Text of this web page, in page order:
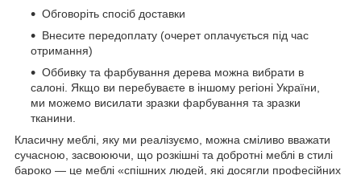
Обговоріть спосіб доставки
Внесите передоплату (очерет оплачується під час
отримання)
Оббивку та фарбування дерева можна вибрати в
салоні. Якщо ви перебуваєте в іншому регіоні України,
ми можемо висилати зразки фарбування та зразки
тканини.
Класичну меблі, яку ми реалізуємо, можна сміливо вважати
сучасною, засвоюючи, що розкішні та добротні меблі в стилі
бароко — це меблі «спішних людей, які досягли професійних